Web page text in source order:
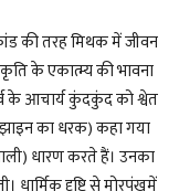
की तरह मिथक में जीवन
के एकात्म्य की भावना
के आचार्य कुंदकुंद को श्वेत
का धरक) कहा गया
धारण करते हैं। उनका